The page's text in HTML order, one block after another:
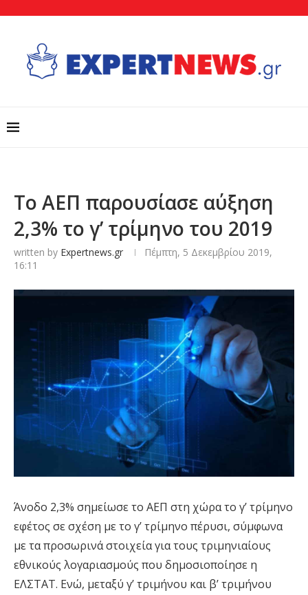
Το ΑΕΠ παρουσίασε αύξηση
2,3% το γ’ τρίμηνο του 2019
written by Expertnews.gr
Πέμπτη, 5 Δεκεμβρίου 2019,
16:11
Άνοδο 2,3% σημείωσε το ΑΕΠ στη χώρα το γ’ τρίμηνο
εφέτος σε σχέση με το γ’ τρίμηνο πέρυσι, σύμφωνα
με τα προσωρινά στοιχεία για τους τριμηνιαίους
εθνικούς λογαριασμούς που δημοσιοποίησε η
ΕΛΣΤΑΤ. Ενώ, μεταξύ γ’ τριμήνου και β’ τριμήνου